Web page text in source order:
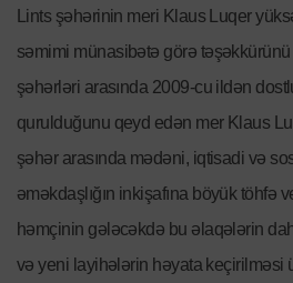
Lints şəhərinin meri Klaus Luqer
səmimi münasibətə görə
şəhərləri arasında 2009-cu ildən
qurulduğunu qeyd edən mer Klaus
şəhər arasında mədəni, iqtisadi və
əməkdaşlığın inkişafına böyük töhfə
həmçinin gələcəkdə bu əlaqələrin
və yeni layihələrin həyata keçirilməsi